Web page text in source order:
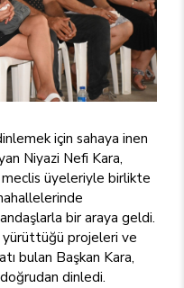
için sahaya inen
Niyazi Nefi Kara,
meclis üyeleriyle birlikte
bir araya geldi.
yürüttüğü projeleri ve
bulan Başkan Kara,
doğrudan dinledi.